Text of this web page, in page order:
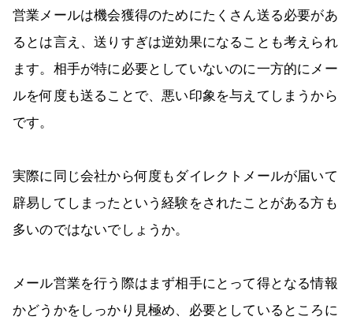
営業メールは機会獲得のためにたくさん送る必要があ
るとは言え、送りすぎは逆効果になることも考えられ
ます。相手が特に必要としていないのに一方的にメー
ルを何度も送ることで、悪い印象を与えてしまうから
です。
実際に同じ会社から何度もダイレクトメールが届いて
辟易してしまったという経験をされたことがある方も
多いのではないでしょうか。
メール営業を行う際はまず相手にとって得となる情報
かどうかをしっかり見極め、必要としているところに